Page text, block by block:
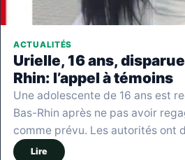
ACTUALITÉS
Urielle, 16 ans,
Rhin: l’appel à témoins
Une adolescente de 16 ans est
Bas-Rhin après ne pas avoir
comme prévu. Les autorités ont
Lire